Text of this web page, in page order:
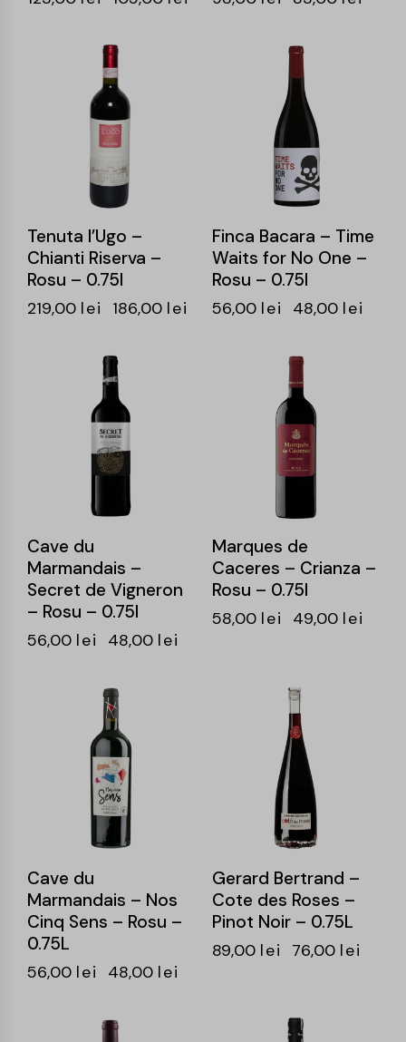
Tenuta l’Ugo –
Chianti Riserva –
Rosu – 0.75l
219,00 lei 186,00 lei
Finca Bacara – Time
Waits for No One –
Rosu – 0.75l
56,00 lei 48,00 lei
Cave du
Marmandais –
Secret de Vigneron
– Rosu – 0.75l
56,00 lei 48,00 lei
Marques de
Caceres – Crianza –
Rosu – 0.75l
58,00 lei 49,00 lei
Cave du
Marmandais – Nos
Cinq Sens – Rosu –
0.75L
56,00 lei 48,00 lei
Gerard Bertrand –
Cote des Roses –
Pinot Noir – 0.75L
89,00 lei 76,00 lei